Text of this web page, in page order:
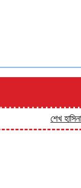
শেখ হাসিনা ও